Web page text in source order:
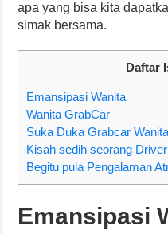
apa yang bisa kita
simak bersama.
Daftar
Emansipasi Wanita
Wanita GrabCar
Suka Duka Grabcar Wanita
Kisah sedih seorang
Begitu pula Pengalaman
Emansipasi